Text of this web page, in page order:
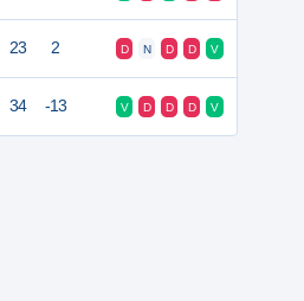
23 2 D N D D V
34 -13 V D D D V